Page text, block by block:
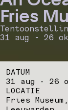
Fries
31 aug - 26
DATUM
31 aug - 26
LOCATIE
Fries